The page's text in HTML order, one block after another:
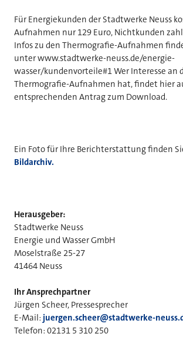
Für Energiekunden der Stadtwerke Neuss
Aufnahmen nur 129 Euro, Nichtkunden
Infos zu den Thermografie-Aufnahmen
unter www.stadtwerke-neuss.de/energie-
wasser/kundenvorteile#1 Wer Interesse an
Thermografie-Aufnahmen hat, findet hier
entsprechenden Antrag zum Download.
Ein Foto für Ihre Berichterstattung finden
Bildarchiv.
Herausgeber:
Stadtwerke Neuss
Energie und Wasser GmbH
Moselstraße 25-27
41464 Neuss
Ihr Ansprechpartner
Jürgen Scheer, Pressesprecher
E-Mail: juergen.scheer@stadtwerke-
Telefon: 02131 5 310 250